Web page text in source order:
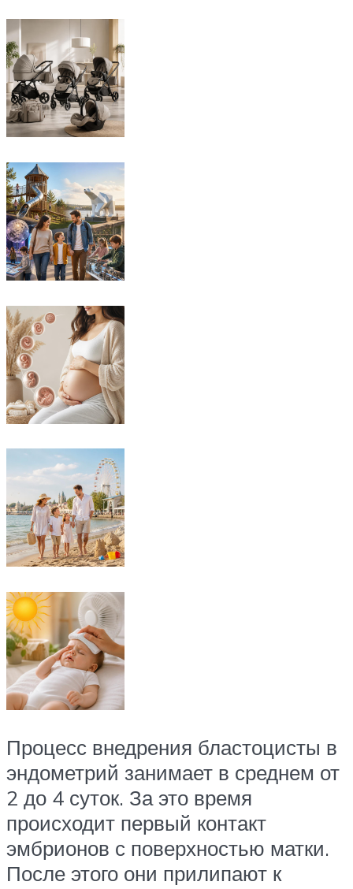
Процесс внедрения бластоцисты в
эндометрий занимает в среднем от
2 до 4 суток. За это время
происходит первый контакт
эмбрионов с поверхностью матки.
После этого они прилипают к